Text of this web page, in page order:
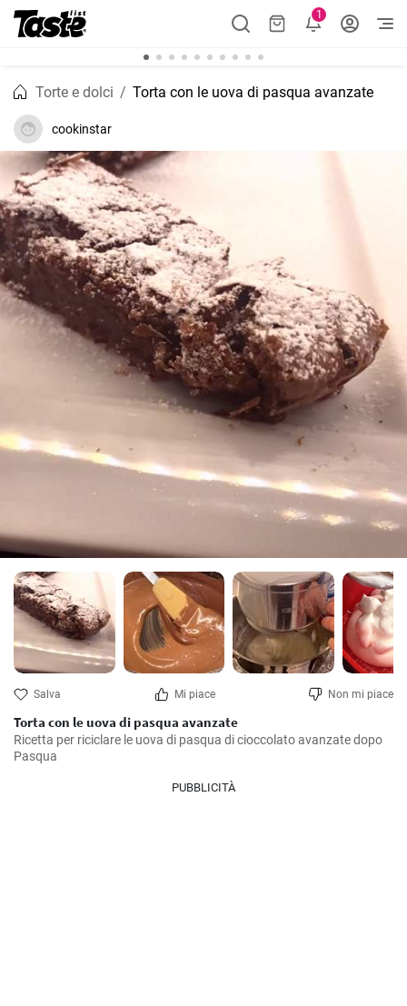
1
Torte e dolci Torta con le uova di pasqua avanzate
cookinstar
Salva Mi piace Non mi piace
Torta con le uova di pasqua avanzate
Ricetta per riciclare le uova di pasqua di cioccolato avanzate dopo
Pasqua
PUBBLICITÀ